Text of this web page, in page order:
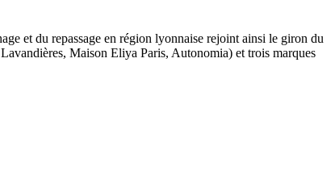
et du repassage en région lyonnaise rejoint ainsi le giron du
Maison Eliya Paris, Autonomia) et trois marques